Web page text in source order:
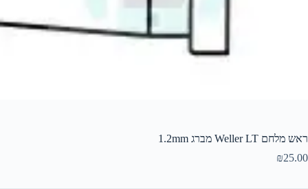
ראש מלחם Weller LT מברג 1.2mm
₪25.00